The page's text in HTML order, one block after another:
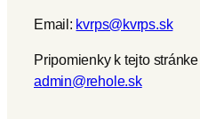
Email: kvrps@kvrps.sk
Pripomienky k tejto
admin@rehole.sk